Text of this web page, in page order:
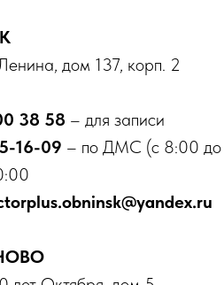
дом 137, корп. 2
38 58 – для записи
16-09 – по ДМС (с 8:00 до